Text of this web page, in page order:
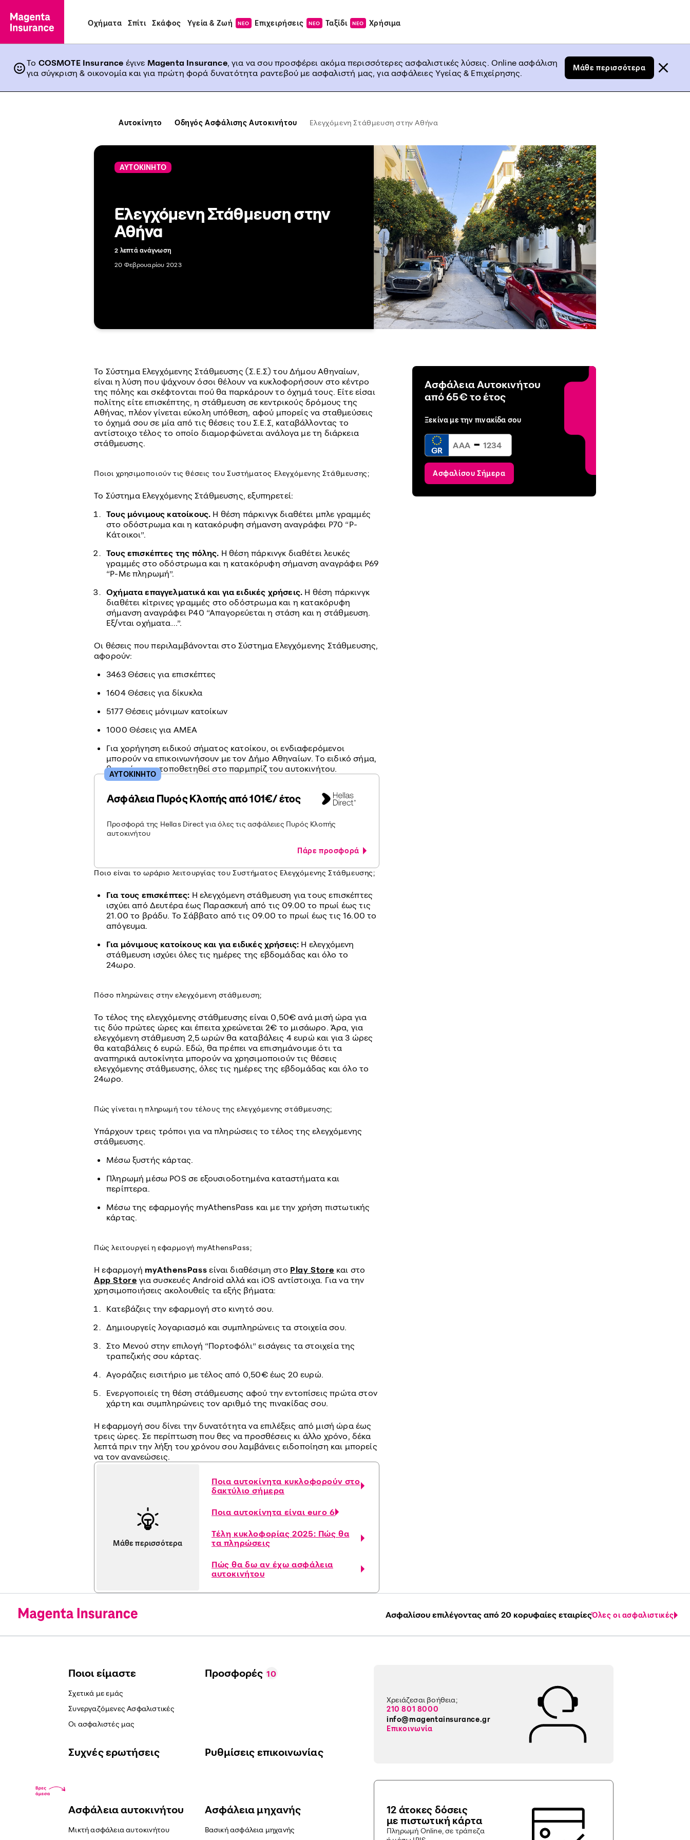
Οχήματα Σπίτι Σκάφος Υγεία & Ζωή ΝΕΟ Επιχειρήσεις ΝΕΟ Ταξίδι ΝΕΟ Χρήσιμα
Το COSMOTE Insurance έγινε Magenta Insurance, για να σου προσφέρει ακόμα περισσότερες ασφαλιστικές λύσεις. Online ασφάλιση
για σύγκριση & οικονομία και για πρώτη φορά δυνατότητα ραντεβού με ασφαλιστή μας, για ασφάλειες Υγείας & Επιχείρησης.
Μάθε περισσότερα
Αυτοκίνητο Οδηγός Ασφάλισης Αυτοκινήτου Ελεγχόμενη Στάθμευση στην Αθήνα
ΑΥΤΟΚΙΝΗΤΟ
Ελεγχόμενη Στάθμευση στην
Αθήνα
2 λεπτά ανάγνωση
20 Φεβρουαρίου 2023
Το Σύστημα Ελεγχόμενης Στάθμευσης (Σ.Ε.Σ) του Δήμου Αθηναίων,
είναι η λύση που ψάχνουν όσοι θέλουν να κυκλοφορήσουν στο κέντρο
της πόλης και σκέφτονται πού θα παρκάρουν το όχημά τους. Είτε είσαι
πολίτης είτε επισκέπτης, η στάθμευση σε κεντρικούς δρόμους της
Αθήνας, πλέον γίνεται εύκολη υπόθεση, αφού μπορείς να σταθμεύσεις
το όχημά σου σε μία από τις θέσεις του Σ.Ε.Σ, καταβάλλοντας το
αντίστοιχο τέλος το οποίο διαμορφώνεται ανάλογα με τη διάρκεια
στάθμευσης.
Ποιοι χρησιμοποιούν τις θέσεις του Συστήματος Ελεγχόμενης Στάθμευσης;
Το Σύστημα Ελεγχόμενης Στάθμευσης, εξυπηρετεί:
Τους μόνιμους κατοίκους. Η θέση πάρκινγκ διαθέτει μπλε γραμμές
στο οδόστρωμα και η κατακόρυφη σήμανση αναγράφει Ρ70 “Ρ-
Κάτοικοι”.
Τους επισκέπτες της πόλης. Η θέση πάρκινγκ διαθέτει λευκές
γραμμές στο οδόστρωμα και η κατακόρυφη σήμανση αναγράφει Ρ69
“Ρ-Με πληρωμή”.
Οχήματα επαγγελματικά και για ειδικές χρήσεις. Η θέση πάρκινγκ
διαθέτει κίτρινες γραμμές στο οδόστρωμα και η κατακόρυφη
σήμανση αναγράφει Ρ40 “Απαγορεύεται η στάση και η στάθμευση.
Εξ/νται οχήματα…”.
Οι θέσεις που περιλαμβάνονται στο Σύστημα Ελεγχόμενης Στάθμευσης,
αφορούν:
3463 Θέσεις για επισκέπτες
1604 Θέσεις για δίκυκλα
5177 Θέσεις μόνιμων κατοίκων
1000 Θέσεις για ΑΜΕΑ
Για χορήγηση ειδικού σήματος κατοίκου, οι ενδιαφερόμενοι
μπορούν να επικοινωνήσουν με τον Δήμο Αθηναίων. Το ειδικό σήμα,
θα πρέπει να τοποθετηθεί στο παρμπρίζ του αυτοκινήτου.
Ασφάλεια Πυρός Κλοπής από 101€/ έτος
Προσφορά της Hellas Direct για όλες τις ασφάλειες Πυρός Κλοπής
αυτοκινήτου
Πάρε προσφορά
ΑΥΤΟΚΙΝΗΤΟ
Ποιο είναι το ωράριο λειτουργίας του Συστήματος Ελεγχόμενης Στάθμευσης;
Για τους επισκέπτες: Η ελεγχόμενη στάθμευση για τους επισκέπτες
ισχύει από Δευτέρα έως Παρασκευή από τις 09.00 το πρωί έως τις
21.00 το βράδυ. Το Σάββατο από τις 09.00 το πρωί έως τις 16.00 το
απόγευμα.
Για μόνιμους κατοίκους και για ειδικές χρήσεις: Η ελεγχόμενη
στάθμευση ισχύει όλες τις ημέρες της εβδομάδας και όλο το
24ωρο.
Πόσο πληρώνεις στην ελεγχόμενη στάθμευση;
Το τέλος της ελεγχόμενης στάθμευσης είναι 0,50€ ανά μισή ώρα για
τις δύο πρώτες ώρες και έπειτα χρεώνεται 2€ το μισάωρο. Άρα, για
ελεγχόμενη στάθμευση 2,5 ωρών θα καταβάλεις 4 ευρώ και για 3 ώρες
θα καταβάλεις 6 ευρώ. Εδώ, θα πρέπει να επισημάνουμε ότι τα
αναπηρικά αυτοκίνητα μπορούν να χρησιμοποιούν τις θέσεις
ελεγχόμενης στάθμευσης, όλες τις ημέρες της εβδομάδας και όλο το
24ωρο.
Πώς γίνεται η πληρωμή του τέλους της ελεγχόμενης στάθμευσης;
Υπάρχουν τρεις τρόποι για να πληρώσεις το τέλος της ελεγχόμενης
στάθμευσης.
Μέσω ξυστής κάρτας.
Πληρωμή μέσω POS σε εξουσιοδοτημένα καταστήματα και
περίπτερα.
Μέσω της εφαρμογής myAthensPass και με την χρήση πιστωτικής
κάρτας.
Πώς λειτουργεί η εφαρμογή myAthensPass;
Η εφαρμογή myAthensPass είναι διαθέσιμη στο Play Store και στο
App Store για συσκευές Android αλλά και iOS αντίστοιχα. Για να την
χρησιμοποιήσεις ακολουθείς τα εξής βήματα:
Κατεβάζεις την εφαρμογή στο κινητό σου.
Δημιουργείς λογαριασμό και συμπληρώνεις τα στοιχεία σου.
Στο Μενού στην επιλογή “Πορτοφόλι” εισάγεις τα στοιχεία της
τραπεζικής σου κάρτας.
Αγοράζεις εισιτήριο με τέλος από 0,50€ έως 20 ευρώ.
Ενεργοποιείς τη θέση στάθμευσης αφού την εντοπίσεις πρώτα στον
χάρτη και συμπληρώνεις τον αριθμό της πινακίδας σου.
Η εφαρμογή σου δίνει την δυνατότητα να επιλέξεις από μισή ώρα έως
τρεις ώρες. Σε περίπτωση που θες να προσθέσεις κι άλλο χρόνο, δέκα
λεπτά πριν την λήξη του χρόνου σου λαμβάνεις ειδοποίηση και μπορείς
να τον ανανεώσεις.
Μάθε περισσότερα
Ποια αυτοκίνητα κυκλοφορούν στο
δακτύλιο σήμερα
Ποια αυτοκίνητα είναι euro 6
Τέλη κυκλοφορίας 2025: Πώς θα
τα πληρώσεις
Πώς θα δω αν έχω ασφάλεια
αυτοκινήτου
Ασφάλεια Αυτοκινήτου
από 65€ το έτος
Ξεκίνα με την πινακίδα σου
GR -
Ασφαλίσου Σήμερα
Ασφαλίσου επιλέγοντας από 20 κορυφαίες εταιρίεςΌλες οι ασφαλιστικές
Ποιοι είμαστε
Σχετικά με εμάς
Συνεργαζόμενες Ασφαλιστικές
Οι ασφαλιστές μας
Προσφορές 10
Συχνές ερωτήσεις Ρυθμίσεις επικοινωνίας
Ασφάλεια αυτοκινήτου
Μικτή ασφάλεια αυτοκινήτου
Ασφάλεια μηχανής
Βασική ασφάλεια μηχανής
Χρειάζεσαι βοήθεια;
210 801 8000
info@magentainsurance.gr
Επικοινωνία
12 άτοκες δόσεις
με πιστωτική κάρτα
Πληρωμή Online, σε τράπεζα